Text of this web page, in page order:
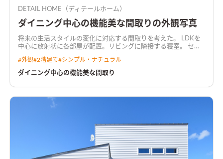
DETAIL HOME（ディテールホーム）
ダイニング中心の機能美な間取りの外観写真
将来の生活スタイルの変化に対応する間取りを考えた。 LDKを
中心に放射状に各部屋が配置。リビングに隣接する寝室。 セン
て暮らしが想像できる間取り。
#外観#2階建て #シンプル・ナチュラル
ダイニング中心の機能美な間取り